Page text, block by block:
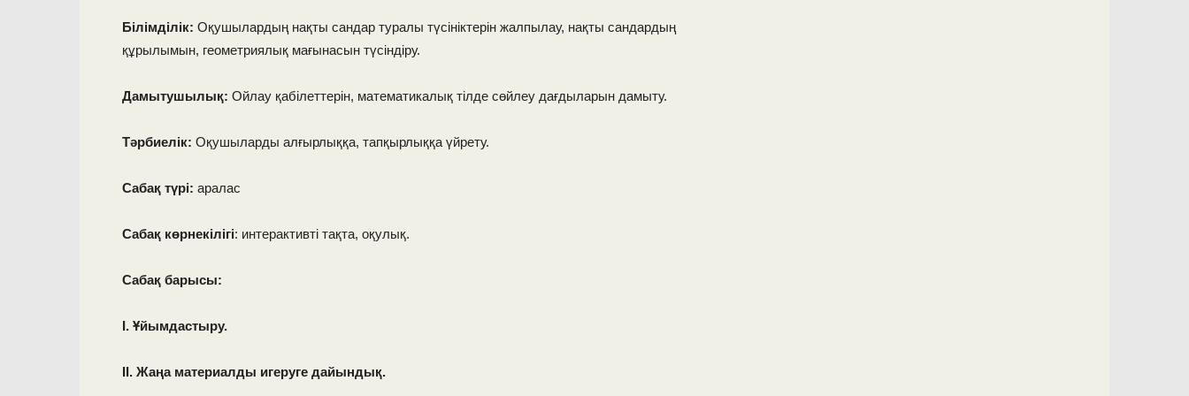
Білімділік: Оқушылардың нақты сандар туралы түсініктерін жалпылау, нақты сандардың
құрылымын, геометриялық мағынасын түсіндіру.
Дамытушылық: Ойлау қабілеттерін, математикалық тілде сөйлеу дағдыларын дамыту.
Тәрбиелік: Оқушыларды алғырлыққа, тапқырлыққа үйрету.
Сабақ түрі: аралас
Сабақ көрнекілігі: интерактивті тақта, оқулық.
Сабақ барысы:
I. Ұйымдастыру.
II. Жаңа материалды игеруге дайындық.